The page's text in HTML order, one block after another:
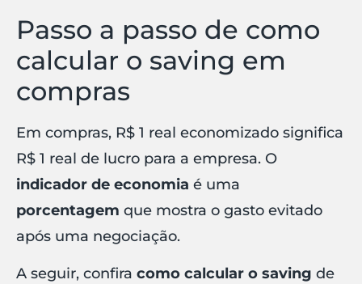
Passo a passo de como
calcular o saving em
compras
Em compras, R$ 1 real economizado significa
R$ 1 real de lucro para a empresa. O
indicador de economia é uma
porcentagem que mostra o gasto evitado
após uma negociação.
A seguir, confira como calcular o saving de